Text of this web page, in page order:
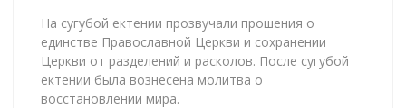
На сугубой ектении прозвучали прошения о
единстве Православной Церкви и сохранении
Церкви от разделений и расколов. После сугубой
ектении была вознесена молитва о
восстановлении мира.